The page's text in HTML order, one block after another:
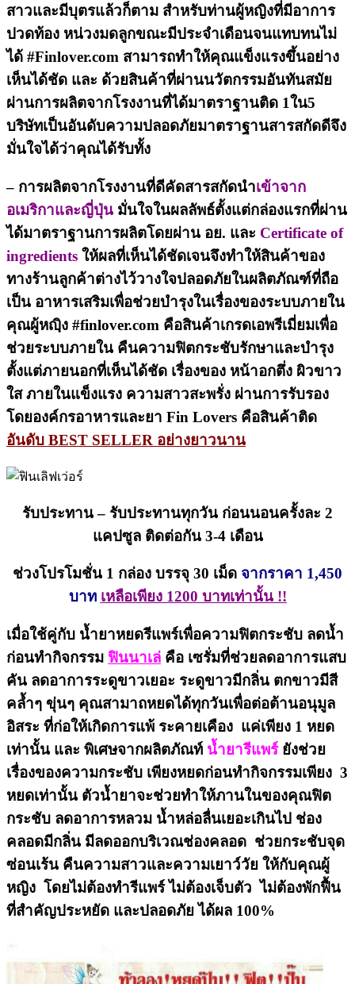
สาวและมีบุตรแล้วก็ตาม สำหรับท่านผู้หญิงที่มีอาการ
ปวดท้อง หน่วงมดลูกขณะมีประจำเดือนจนแทบทนไม่
ได้ #Finlover.com สามารถทำให้คุณแข็งแรงขึ้นอย่าง
เห็นได้ชัด และ ด้วยสินค้าที่ผ่านนวัตกรรมอันทันสมัย
ผ่านการผลิตจากโรงงานที่ได้มาตราฐานติด 1ใน5
บริษัทเป็นอันดับความปลอดภัยมาตราฐานสารสกัดดีจึง
มั่นใจได้ว่าคุณได้รับทั้ง
– การผลิตจากโรงงานที่ดีคัดสารสกัดนำเข้าจาก
อเมริกาและญี่ปุ่น มั่นใจในผลลัพธ์ตั้งแต่กล่องแรกที่ผ่าน
ได้มาตราฐานการผลิตโดยผ่าน อย. และ Certificate of
ingredients ให้ผลที่เห็นได้ชัดเจนจึงทำให้สินค้าของ
ทางร้านลูกค้าต่างไว้วางใจปลอดภัยในผลิตภัณฑ์ที่ถือ
เป็น อาหารเสริมเพื่อช่วยบำรุงในเรื่องของระบบภายใน
คุณผู้หญฺิง #finlover.com คือสินค้าเกรดเอพรีเมี่ยมเพื่อ
ช่วยระบบภายใน คืนความฟิตกระชับรักษาและบำรุง
ตั้งแต่ภายนอกที่เห็นได้ชัด เรื่องของ หน้าอกตึ่ง ผิวขาว
ใส ภายในแข็งแรง ความสาวสะพรั่ง ผ่านการรับรอง
โดยองค์กรอาหารและยา Fin Lovers คือสินค้าติด
อันดับ BEST SELLER อย่างยาวนาน
รับประทาน – รับประทานทุกวัน ก่อนนอนครั้งละ 2
แคปซูล ติดต่อกัน 3-4 เดือน
ช่วงโปรโมชั่น 1 กล่อง บรรจุ 30 เม็ด จากราคา 1,450
บาท เหลือเพียง 1200 บาทเท่านั้น !!
เมื่อใช้คู่กับ น้ำยาหยดรีแพร์เพื่อความฟิตกระชับ ลดน้ำ
ก่อนทำกิจกรรม ฟินนาเล่ คือ เซรั่มที่ช่วยลดอาการแสบ
คัน ลดอาการระดูขาวเยอะ ระดูขาวมีกลิ่น ตกขาวมีสี
คล้ำๆ ขุ่นๆ คุณสามาถหยดได้ทุกวันเพื่อต่อต้านอนุมูล
อิสระ ที่ก่อให้เกิดการแพ้ ระคายเคือง แค่เพียง 1 หยด
เท่านั้น และ พิเศษจากผลิตภัณท์ น้ำยารีแพร์ยังช่วย
เรื่องของความกระชับ เพียงหยดก่อนทำกิจกรรมเพียง 3
หยดเท่านั้น ตัวน้ำยาจะช่วยทำให้ภานในของคุณฟิต
กระชับ ลดอาการหลวม น้ำหล่อลื่นเยอะเกินไป ช่อง
คลอดมีกลิ่น มีลดออกบริเวณช่องคลอด ช่วยกระชับจุด
ซ่อนเร้น คืนความสาวและความเยาว์วัย ให้กับคุณผู้
หญิง โดยไม่ต้องทำรีแพร์ไม่ต้องเจ็บตัว ไม่ต้องพักฟื้น
ที่สำคัญประหยัด และปลอดภัยได้ผล 100%